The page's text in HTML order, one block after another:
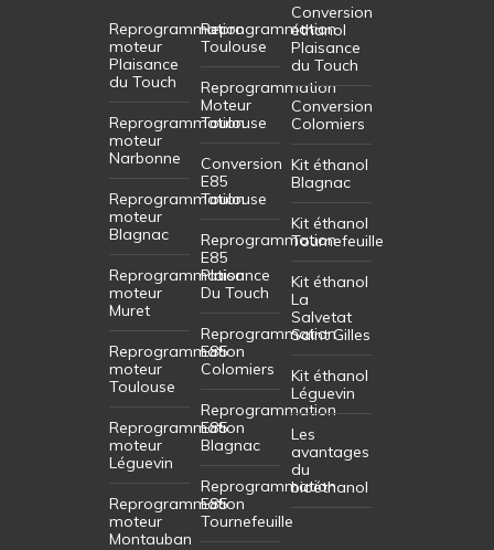
Reprogrammation
moteur
Plaisance
du Touch
Reprogrammation
moteur
Narbonne
Reprogrammation
moteur
Blagnac
Reprogrammation
moteur
Muret
Reprogrammation
moteur
Toulouse
Reprogrammation
moteur
Léguevin
Reprogrammation
moteur
Montauban
Reprogrammation
Toulouse
Reprogrammation
Moteur
Toulouse
Conversion
E85
Toulouse
Reprogrammation
E85
Plaisance
Du Touch
Reprogrammation
E85
Colomiers
Reprogrammation
E85
Blagnac
Reprogrammation
E85
Tournefeuille
Conversion
éthanol
Plaisance
du Touch
Conversion
Colomiers
Kit éthanol
Blagnac
Kit éthanol
Tournefeuille
Kit éthanol
La
Salvetat
Saint Gilles
Kit éthanol
Léguevin
Les
avantages
du
bioéthanol